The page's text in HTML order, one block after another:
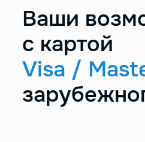
Ваши
с картой
Visa /